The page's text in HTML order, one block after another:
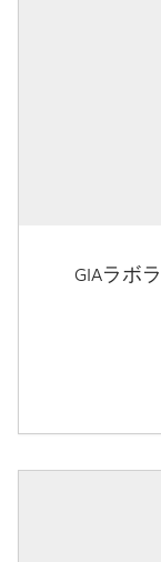
GIAラボ